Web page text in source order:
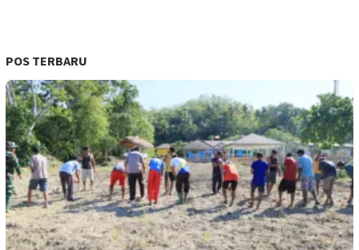
POS TERBARU